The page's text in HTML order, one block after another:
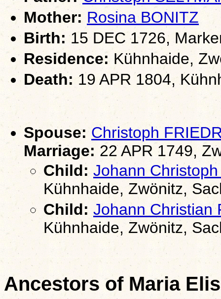
Mother: Rosina BONITZ
Birth: 15 DEC 1726,
Residence:Kühnhaide,
Death: 19 APR 1804,
Spouse: Christoph
Marriage: 22 APR 1749,
Child: Johann
Kühnhaide, Zwönitz,
Child: Johann Christian
Kühnhaide, Zwönitz,
Ancestors of Maria